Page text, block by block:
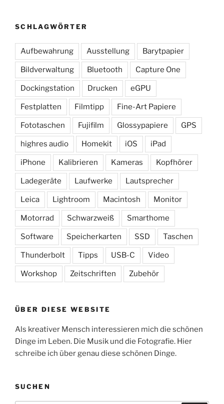
SCHLAGWÖRTER
Aufbewahrung Ausstellung Barytpapier
Bildverwaltung Bluetooth Capture One
Dockingstation Drucken eGPU
Festplatten Filmtipp Fine-Art Papiere
Fototaschen Fujifilm Glossypapiere GPS
highres audio Homekit iOS iPad
iPhone Kalibrieren Kameras Kopfhörer
Ladegeräte Laufwerke Lautsprecher
Leica Lightroom Macintosh Monitor
Motorrad Schwarzweiß Smarthome
Software Speicherkarten SSD Taschen
Thunderbolt Tipps USB-C Video
Workshop Zeitschriften Zubehör
ÜBER DIESE WEBSITE
Als kreativer Mensch interessieren mich die schönen
Dinge im Leben. Die Musik und die Fotografie. Hier
schreibe ich über genau diese schönen Dinge.
SUCHEN